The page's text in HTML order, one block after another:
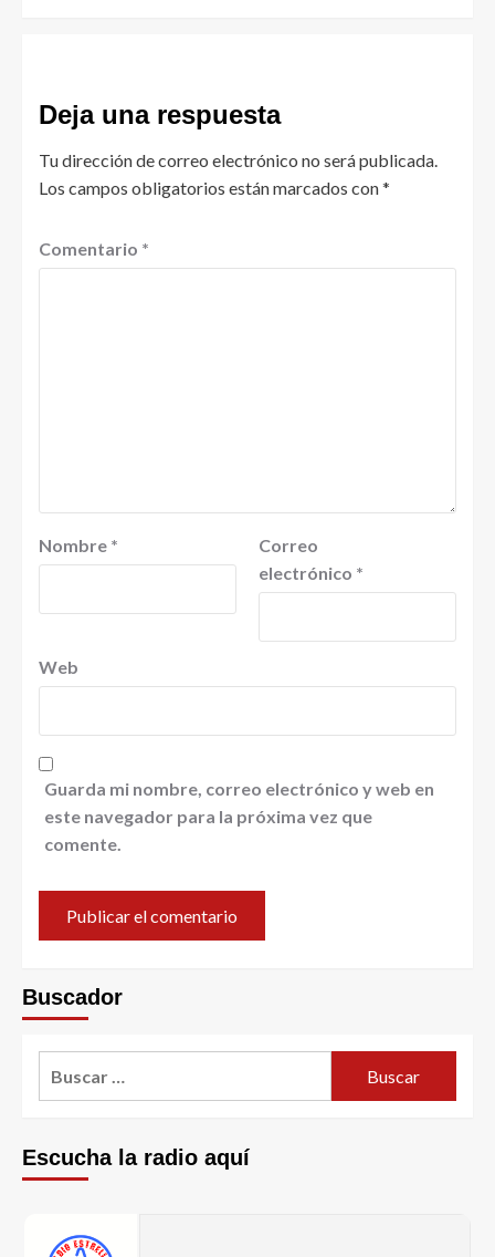
Deja una respuesta
Tu dirección de correo electrónico no será publicada.
Los campos obligatorios están marcados con*
Comentario *
Nombre *
Correo
electrónico *
Web
Guarda mi nombre, correo electrónico y web en
este navegador para la próxima vez que
comente.
Buscador
Escucha la radio aquí